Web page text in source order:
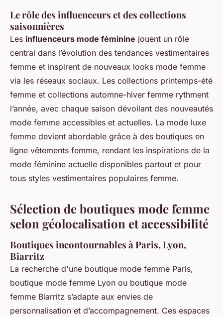
Le rôle des influenceurs et des collections
saisonnières
Les influenceurs mode féminine jouent un rôle
central dans l’évolution des tendances vestimentaires
femme et inspirent de nouveaux looks mode femme
via les réseaux sociaux. Les collections printemps-été
femme et collections automne-hiver femme rythment
l’année, avec chaque saison dévoilant des nouveautés
mode femme accessibles et actuelles. La mode luxe
femme devient abordable grâce à des boutiques en
ligne vêtements femme, rendant les inspirations de la
mode féminine actuelle disponibles partout et pour
tous styles vestimentaires populaires femme.
Sélection de boutiques mode femme
selon géolocalisation et accessibilité
Boutiques incontournables à Paris, Lyon,
Biarritz
La recherche d'une boutique mode femme Paris,
boutique mode femme Lyon ou boutique mode
femme Biarritz s’adapte aux envies de
personnalisation et d’accompagnement. Ces espaces